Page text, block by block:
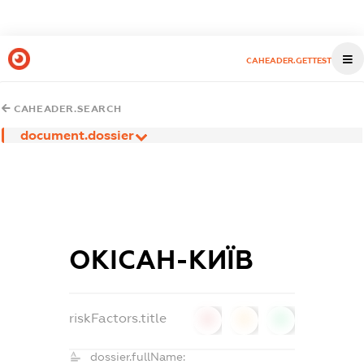
CAHEADER.GETTEST
CAHEADER.SEARCH
document.dossier
ОКІСАН-КИЇВ
riskFactors.title
dossier.fullName: